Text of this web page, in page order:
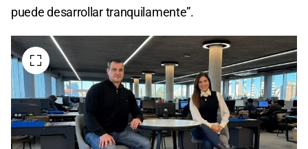
puede desarrollar tranquilamente”.